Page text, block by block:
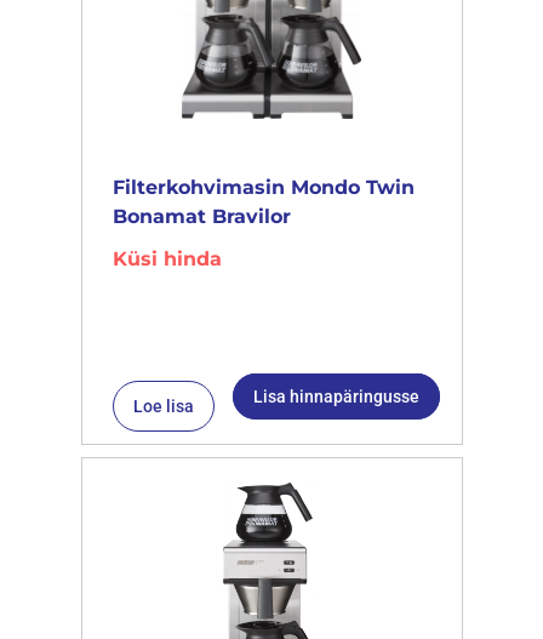
Filterkohvimasin Mondo Twin
Bonamat Bravilor
Küsi hinda
Loe lisa Lisa hinnapäringusse